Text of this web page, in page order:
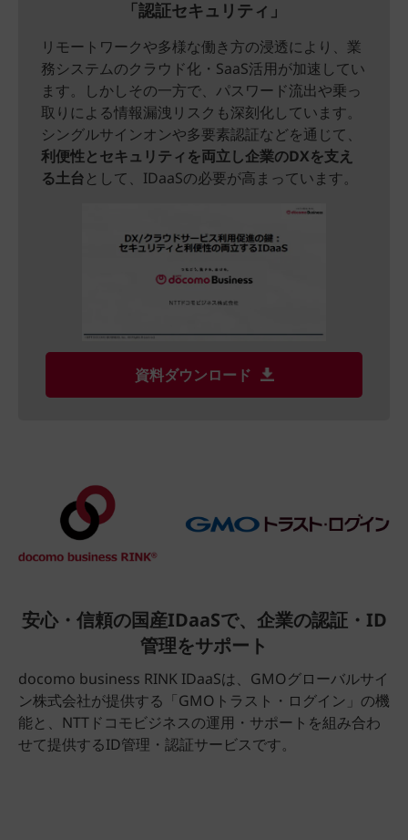
「認証セキュリティ」
リモートワークや多様な働き方の浸透により、業
務システムのクラウド化・SaaS活用が加速してい
ます。しかしその一方で、パスワード流出や乗っ
取りによる情報漏洩リスクも深刻化しています。
シングルサインオンや多要素認証などを通じて、
利便性とセキュリティを両立し企業のDXを支え
る土台として、IDaaSの必要が高まっています。
資料ダウンロード
安心・信頼の国産IDaaSで、企業の認証・ID
管理をサポート
docomo business RINK IDaaSは、GMOグローバルサイ
ン株式会社が提供する「GMOトラスト・ログイン」の機
能と、NTTドコモビジネスの運用・サポートを組み合わ
せて提供するID管理・認証サービスです。